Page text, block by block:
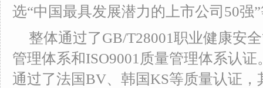
选“中国最具发展潜力的上市公司50强
整体通过了GB/T28001职业健康安
管理体系和ISO9001质量管理体系认
通过了法国BV、韩国KS等质量认证，